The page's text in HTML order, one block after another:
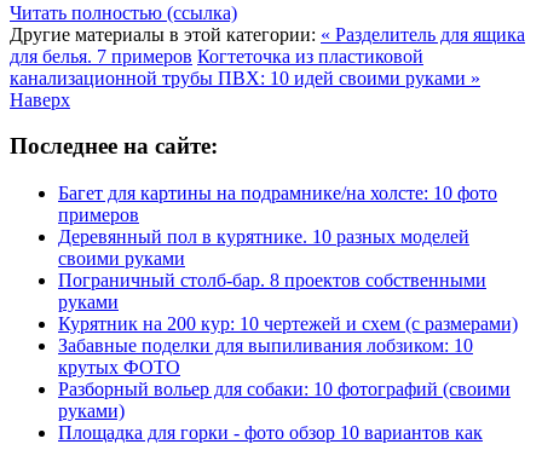
Читать полностью (ссылка)
Другие материалы в этой категории: « Разделитель для ящика
для белья. 7 примеров Когтеточка из пластиковой
канализационной трубы ПВХ: 10 идей своими руками »
Наверх
Последнее на сайте:
Багет для картины на подрамнике/на холсте: 10 фото
примеров
Деревянный пол в курятнике. 10 разных моделей
своими руками
Пограничный столб-бар. 8 проектов собственными
руками
Курятник на 200 кур: 10 чертежей и схем (с размерами)
Забавные поделки для выпиливания лобзиком: 10
крутых ФОТО
Разборный вольер для собаки: 10 фотографий (своими
руками)
Площадка для горки - фото обзор 10 вариантов как